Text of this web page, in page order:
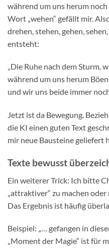
während um uns herum
Wort „wehen“ gefällt mir.
drehen, stehen, gehen,
entsteht:
„Die Ruhe nach dem Sturm,
während um uns herum
und wir uns beide immer
Jetzt ist da Bewegung.
die KI einen guten Text
mir neue Bausteine geliefert
Texte bewusst
Ein weiterer Trick: Ich bitte
„attraktiver“ zu machen
Das Ergebnis ist häufig
Beispiel: „… gefangen in
„Moment der Magie“ ist für